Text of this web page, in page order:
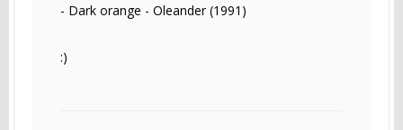
- Dark orange - Oleander (1991)
:)